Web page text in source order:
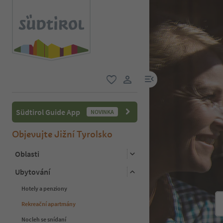
uživatelský odkaz
odkaz na menu
Südtirol Guide App NOVINKA
Objevujte Jižní Tyrolsko
Oblasti
Ubytování
Hotely a penziony
Rekreační apartmány
Nocleh se snídaní